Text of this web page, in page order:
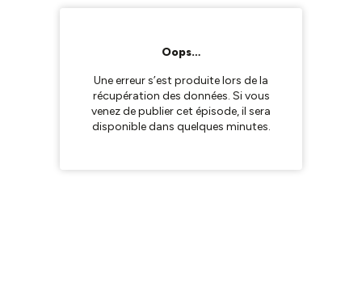
Oops…
Une erreur s’est produite lors de la
récupération des données. Si vous
venez de publier cet épisode, il sera
disponible dans quelques minutes.